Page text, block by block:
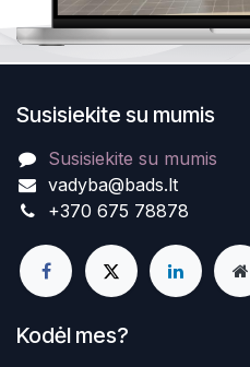
Susisiekite su mumis
Susisiekite su mumis
vadyba@bads.lt
+370 675 78878
Kodėl mes?